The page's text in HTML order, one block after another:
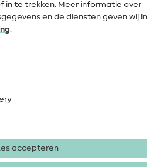
in te trekken. Meer informatie over
en de diensten geven wij in
.
accepteren
voorwaarden